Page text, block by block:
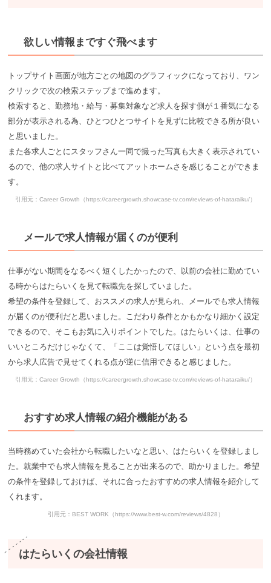
欲しい情報まですぐ飛べます
トップサイト画面が地方ごとの地図のグラフィックになっており、ワン
クリックで次の検索ステップまで進めます。
検索すると、勤務地・給与・募集対象など求人を探す側が１番気になる
部分が表示される為、ひとつひとつサイトを見ずに比較できる所が良い
と思いました。
また各求人ごとにスタッフさん一同で撮った写真も大きく表示されてい
るので、他の求人サイトと比べてアットホームさを感じることができま
す。
引用元：Career Growth（https://careergrowth.showcase-tv.com/reviews-of-hataraiku/）
メールで求人情報が届くのが便利
仕事がない期間をなるべく短くしたかったので、以前の会社に勤めてい
る時からはたらいくを見て転職先を探していました。
希望の条件を登録して、おススメの求人が見られ、メールでも求人情報
が届くのが便利だと思いました。こだわり条件とかもかなり細かく設定
できるので、そこもお気に入りポイントでした。はたらいくは、仕事の
いいところだけじゃなくて、「ここは覚悟してほしい」という点を最初
から求人広告で見せてくれる点が逆に信用できると感じました。
引用元：Career Growth（https://careergrowth.showcase-tv.com/reviews-of-hataraiku/）
おすすめ求人情報の紹介機能がある
当時務めていた会社から転職したいなと思い、はたらいくを登録しまし
た。就業中でも求人情報を見ることが出来るので、助かりました。希望
の条件を登録しておけば、それに合ったおすすめの求人情報を紹介して
くれます。
引用元：BEST WORK（https://www.best-w.com/reviews/4828）
はたらいくの会社情報